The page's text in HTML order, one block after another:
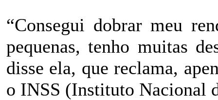
“Consegui dobrar meu
pequenas, tenho muitas
disse ela, que reclama,
o INSS (Instituto Nacional